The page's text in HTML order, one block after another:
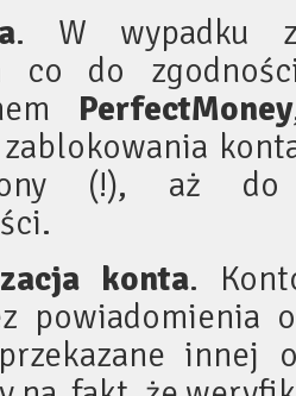
. W wypadku
co do
PerfectMoney
(!), aż do
konta.
powiadomienia
innej